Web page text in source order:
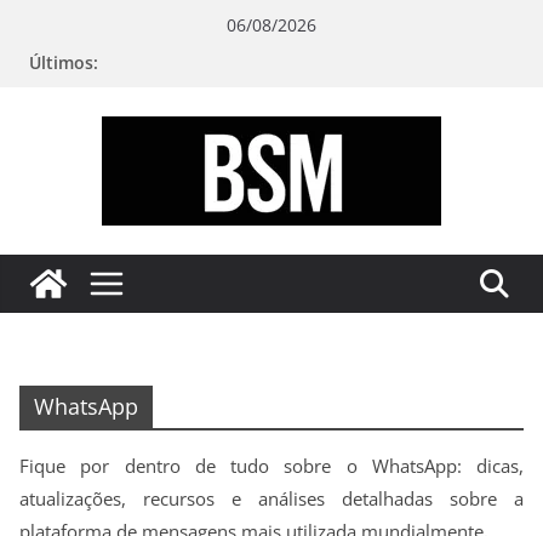
06/08/2026
Últimos:
sua
Mente
WhatsApp
Fique por dentro de tudo sobre o WhatsApp: dicas,
atualizações, recursos e análises detalhadas sobre a
plataforma de mensagens mais utilizada mundialmente.